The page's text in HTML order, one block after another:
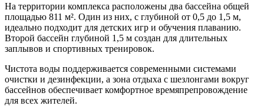
На территории комплекса расположены два бассейна общей
площадью 811 м². Один из них, с глубиной от 0,5 до 1,5 м,
идеально подходит для детских игр и обучения плаванию.
Второй бассейн глубиной 1,5 м создан для длительных
заплывов и спортивных тренировок.
Чистота воды поддерживается современными системами
очистки и дезинфекции, а зона отдыха с шезлонгами вокруг
бассейнов обеспечивает комфортное времяпрепровождение
для всех жителей.